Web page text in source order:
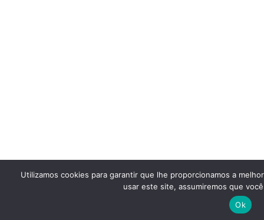
Utilizamos cookies para garantir que lhe proporcionamos a
usar este site, assumiremos que
Ok